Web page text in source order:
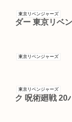
東京リベンジャーズ
ダー 東京リベ
東京リベンジャーズ
東京リベンジャーズ
ク 呪術廻戦 20